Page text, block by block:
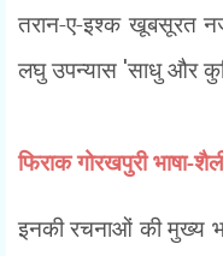
तरान-ए-इश्क खूबसूरत
लघु उपन्यास 'साधु और
फिराक गोरखपुरी भाषा-
इनकी रचनाओं की मुख्य